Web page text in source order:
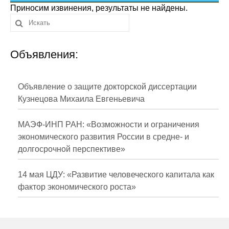
Сотрудники
Отчетность
Противодействие коррупции
Публикации
Научная жизнь
Издания
Проблемы прогнозирования
О журнале
Приносим извинения, результаты не найдены.
Объявления:
Объявление о защите докторской диссертации
Кузнецова Михаила Евгеньевича
МАЭФ-ИНП РАН: «Возможности и ограничения
экономического развития России в средне- и
долгосрочной перспективе»
14 мая ЦДУ: «Развитие человеческого капитала как
фактор экономического роста»